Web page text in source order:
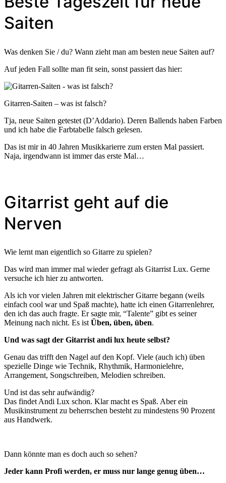
Saiten
Was denken Sie / du? Wann zieht man am besten neue Saiten auf?
Auf jeden Fall sollte man fit sein, sonst passiert das hier:
Gitarren-Saiten – was ist falsch?
Tja, neue Saiten getestet (D’Addario). Deren Ballends haben Farben
und ich habe die Farbtabelle falsch gelesen.
Das ist mir in 40 Jahren Musikkarierre zum ersten Mal passiert.
Naja, irgendwann ist immer das erste Mal…
Gitarrist geht auf die
Nerven
Wie lernt man eigentlich so Gitarre zu spielen?
Das wird man immer mal wieder gefragt als Gitarrist Lux. Gerne
versuche ich hier zu antworten.
Als ich vor vielen Jahren mit elektrischer Gitarre begann (weils
einfach cool war und Spaß machte), hatte ich einen Gitarrenlehrer,
den ich das auch fragte. Er sagte mir, “Talente” gibt es seiner
Meinung nach nicht. Es ist Üben, üben, üben.
Und was sagt der Gitarrist andi lux heute selbst?
Genau das trifft den Nagel auf den Kopf. Viele (auch ich) üben
spezielle Dinge wie Technik, Rhythmik, Harmonielehre,
Arrangement, Songschreiben, Melodien schreiben.
Und ist das sehr aufwändig?
Das findet Andi Lux schon. Klar macht es Spaß. Aber ein
Musikinstrument zu beherrschen besteht zu mindestens 90 Prozent
aus Handwerk.
Dann könnte man es doch auch so sehen?
Jeder kann Profi werden, er muss nur lange genug üben…